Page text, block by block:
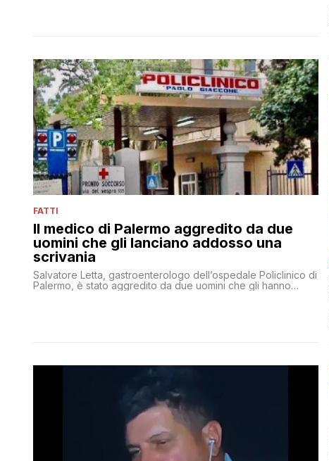
FATTI
Il medico di Palermo aggredito da due
uomini che gli lanciano addosso una
scrivania
Salvatore Letta, gastroenterologo dell’ospedale Policlinico di
Palermo, è stato aggredito da due uomini che gli hanno